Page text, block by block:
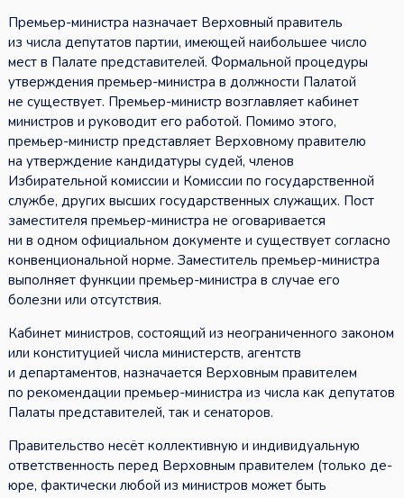
Премьер-министра назначает Верховный правитель
из числа депутатов партии, имеющей наибольшее число
мест в Палате представителей. Формальной процедуры
утверждения премьер-министра в должности Палатой
не существует. Премьер-министр возглавляет кабинет
министров и руководит его работой. Помимо этого,
премьер-министр представляет Верховному правителю
на утверждение кандидатуры судей, членов
Избирательной комиссии и Комиссии по государственной
службе, других высших государственных служащих. Пост
заместителя премьер-министра не оговаривается
ни в одном официальном документе и существует согласно
конвенциональной норме. Заместитель премьер-министра
выполняет функции премьер-министра в случае его
болезни или отсутствия.
Кабинет министров, состоящий из неограниченного законом
или конституцией числа министерств, агентств
и департаментов, назначается Верховным правителем
по рекомендации премьер-министра из числа как депутатов
Палаты представителей, так и сенаторов.
Правительство несёт коллективную и индивидуальную
ответственность перед Верховным правителем (только де-
юре, фактически любой из министров может быть